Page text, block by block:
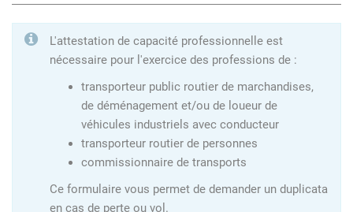
L'attestation de capacité professionnelle est
nécessaire pour l'exercice des professions de :
transporteur public routier de marchandises,
de déménagement et/ou de loueur de
véhicules industriels avec conducteur
transporteur routier de personnes
commissionnaire de transports
Ce formulaire vous permet de demander un duplicata
en cas de perte ou vol.